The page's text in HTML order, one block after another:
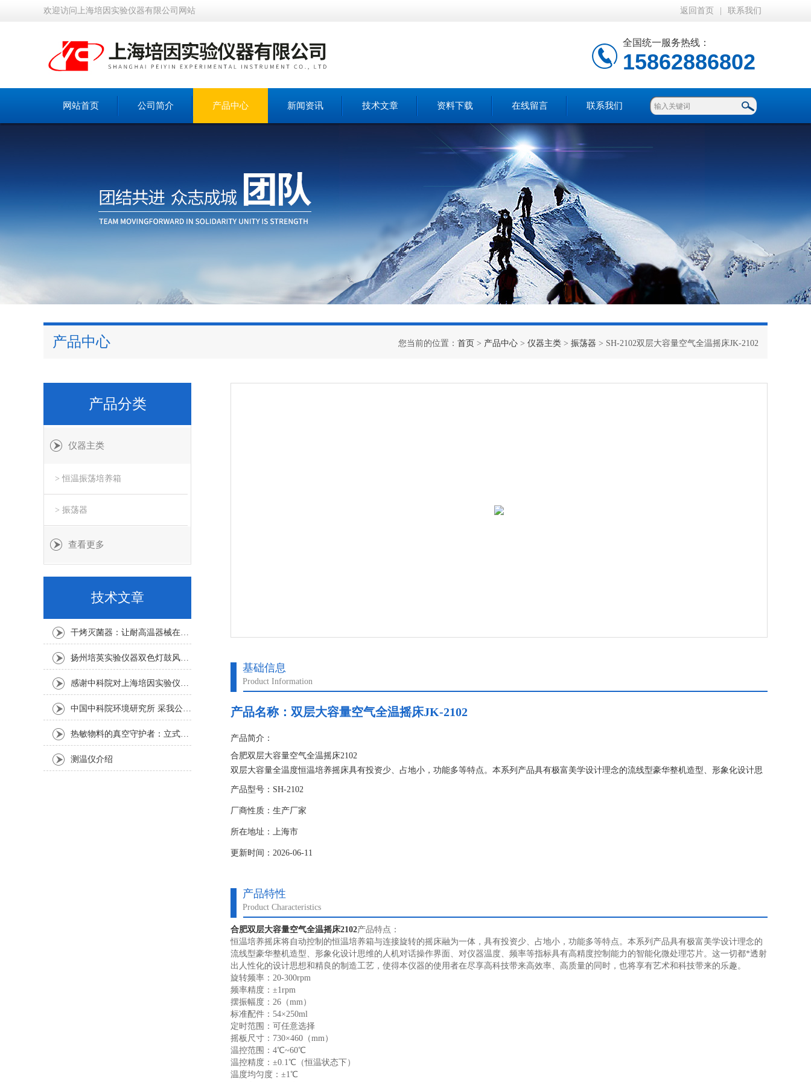
欢迎访问上海培因实验仪器有限公司网站 返回首页 联系我们
全国统一服务热线：
15862886802
网站首页 公司简介 产品中心 新闻资讯 技术文章 资料下载 在线留言 联系我们
产品中心 您当前的位置： 首页 > 产品中心 > 仪器主类 > 振荡器 > SH-2102双层大容量空气全温摇床JK-2102
基础信息
Product Information
产品名称： 双层大容量空气全温摇床JK-2102
产品简介：
合肥双层大容量空气全温摇床2102
双层大容量全温度恒温培养摇床具有投资少、占地小，功能多等特点。本系列产品具有极富美学设计理念的流线型豪华整机造型、形象化设计思
维的人机对话操作界面、对仪器温度、频率等指标具有高精度控制能力的智能化微处理芯片。
产品型号：SH-2102
厂商性质：生产厂家
所在地址：上海市
更新时间：2026-06-11
产品特性
Product Characteristics
合肥双层大容量空气全温摇床2102产品特点：
恒温培养摇床将自动控制的恒温培养箱与连接旋转的摇床融为一体，具有投资少、占地小，功能多等特点。本系列产品具有极富美学设计理念的
流线型豪华整机造型、形象化设计思维的人机对话操作界面、对仪器温度、频率等指标具有高精度控制能力的智能化微处理芯片。这一切都*透射
出人性化的设计思想和精良的制造工艺，使得本仪器的使用者在尽享高科技带来高效率、高质量的同时，也将享有艺术和科技带来的乐趣。
旋转频率：20-300rpm
频率精度：±1rpm
摆振幅度：26（mm）
标准配件：54×250ml
定时范围：可任意选择
摇板尺寸：730×460（mm）
温控范围：4℃~60℃
温控精度：±0.1℃（恒温状态下）
温度均匀度：±1℃
产品分类
仪器主类
> 恒温振荡培养箱
> 振荡器
查看更多
技术文章
干烤灭菌器：让耐高温器械在无水高温中重获无菌新生
扬州培英实验仪器双色灯鼓风干燥箱
感谢中科院对上海培因实验仪器的认可
中国中科院环境研究所 采我公司仪器300L人工气候箱 实验效果获高度评价
热敏物料的真空守护者：立式真空干燥箱选购指南
测温仪介绍